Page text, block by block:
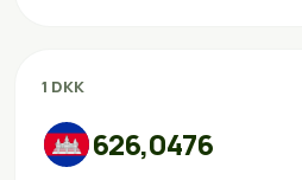
1 DKK
626,0476